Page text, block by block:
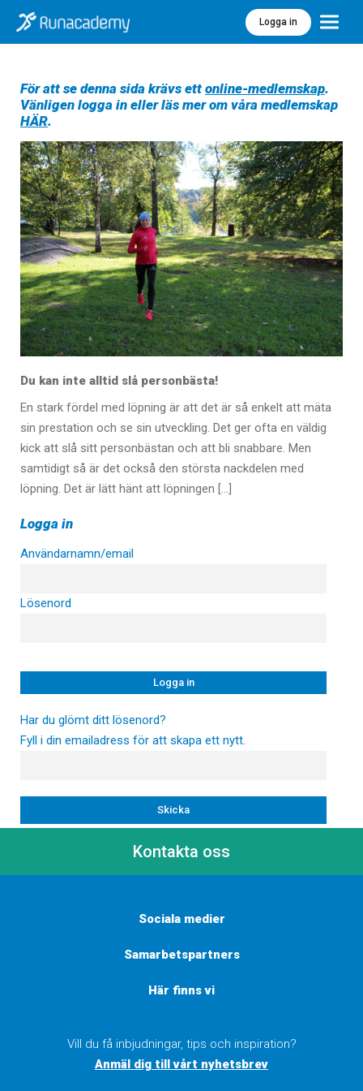
Logga in Meny
För att se denna sida krävs ett online-medlemskap.
Vänligen logga in eller läs mer om våra medlemskap
HÄR.
Du kan inte alltid slå personbästa!
En stark fördel med löpning är att det är så enkelt att mäta
sin prestation och se sin utveckling. Det ger ofta en väldig
kick att slå sitt personbästan och att bli snabbare. Men
samtidigt så är det också den största nackdelen med
löpning. Det är lätt hänt att löpningen […]
Logga in
Användarnamn/email
Lösenord
Har du glömt ditt lösenord?
Fyll i din emailadress för att skapa ett nytt.
Kontakta oss
Sociala medier
Samarbetspartners
Här finns vi
Vill du få inbjudningar, tips och inspiration?
Anmäl dig till vårt nyhetsbrev